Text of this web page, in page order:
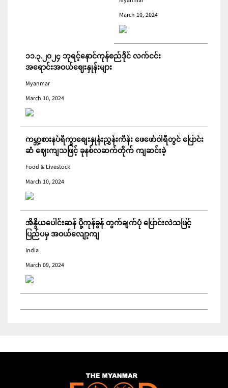
ဈေးနှုန်းများ
March 10, 2024
၁၁.၃.၂၀၂၄ ဘုရင့်နောင်ကုန်စည်ဒိုင် လက်ငင်း
အရောင်းအဝယ်ဈေးနှုန်းများ
Myanmar
March 10, 2024
ကမ္ဘာ့စားနပ်ရိက္ခာစျေးနှုန်းညွှန်းကိန်း ဖေဖော်ဝါရီတွင် ပြောင်း
ဆံ ဈေးကျသဖြင့် ခုနစ်လဆက်တိုက် ကျဆင်းခဲ့
Food & Livestock
March 10, 2024
အိန္ဒိယပေါင်းဆန် ပို့ကုန်ခွန် တွက်ချက်ပုံ ပြောင်းလဲသဖြင့်
ပြည်ပမှ အဝယ်လျော့ကျ
India
March 09, 2024